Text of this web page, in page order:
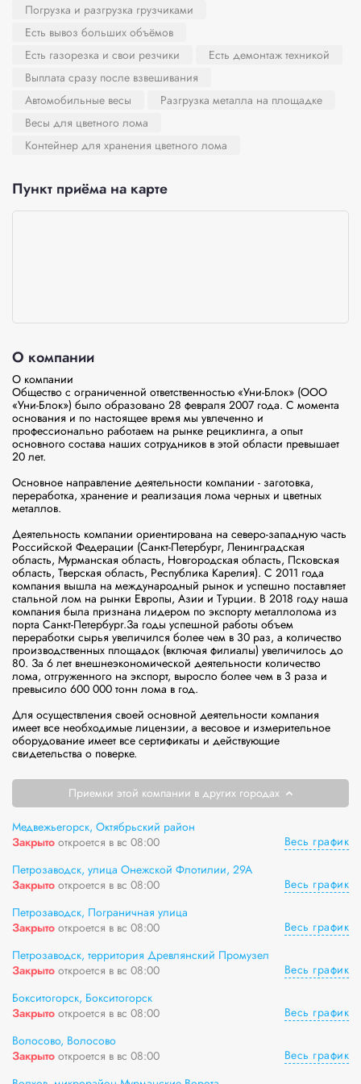
Погрузка и разгрузка грузчиками
Есть вывоз больших объёмов
Есть газорезка и свои резчики
Есть демонтаж техникой
Выплата сразу после взвешивания
Автомобильные весы
Разгрузка металла на площадке
Весы для цветного лома
Контейнер для хранения цветного лома
Пункт приёма на карте
О компании
О компании
Общество с ограниченной ответственностью «Уни-Блок» (ООО
«Уни-Блок») было образовано 28 февраля 2007 года. С момента
основания и по настоящее время мы увлеченно и
профессионально работаем на рынке рециклинга, а опыт
основного состава наших сотрудников в этой области превышает
20 лет.
Основное направление деятельности компании - заготовка,
переработка, хранение и реализация лома черных и цветных
металлов.
Деятельность компании ориентирована на северо-западную часть
Российской Федерации (Санкт-Петербург, Ленинградская
область, Мурманская область, Новгородская область, Псковская
область, Тверская область, Республика Карелия). С 2011 года
компания вышла на международный рынок и успешно поставляет
стальной лом на рынки Европы, Азии и Турции. В 2018 году наша
компания была признана лидером по экспорту металлолома из
порта Санкт-Петербург.За годы успешной работы объем
переработки сырья увеличился более чем в 30 раз, а количество
производственных площадок (включая филиалы) увеличилось до
80. За 6 лет внешнеэкономической деятельности количество
лома, отгруженного на экспорт, выросло более чем в 3 раза и
превысило 600 000 тонн лома в год.
Для осуществления своей основной деятельности компания
имеет все необходимые лицензии, а весовое и измерительное
оборудование имеет все сертификаты и действующие
свидетельства о поверке.
Приемки этой компании в других городах
Медвежьегорск, Октябрьский район
Закрыто откроется в вс 08:00
Весь график
Петрозаводск, улица Онежской Флотилии, 29А
Закрыто откроется в вс 08:00
Весь график
Петрозаводск, Пограничная улица
Закрыто откроется в вс 08:00
Весь график
Петрозаводск, территория Древлянский Промузел
Закрыто откроется в вс 08:00
Весь график
Бокситогорск, Бокситогорск
Закрыто откроется в вс 08:00
Весь график
Волосово, Волосово
Закрыто откроется в вс 08:00
Весь график